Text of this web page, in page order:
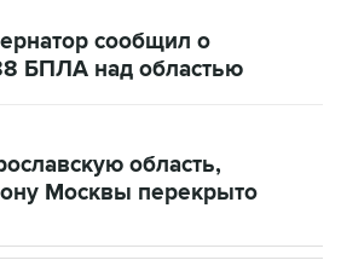
сообщил о
БПЛА над областью
область,
Москвы перекрыто